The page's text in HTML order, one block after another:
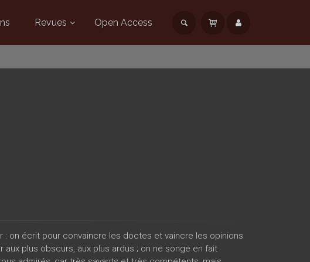
Revues Open Access
: on écrit pour convaincre les doctes et vaincre les opinions
plus obscurs, aux plus ardus ; on ne songe en fait